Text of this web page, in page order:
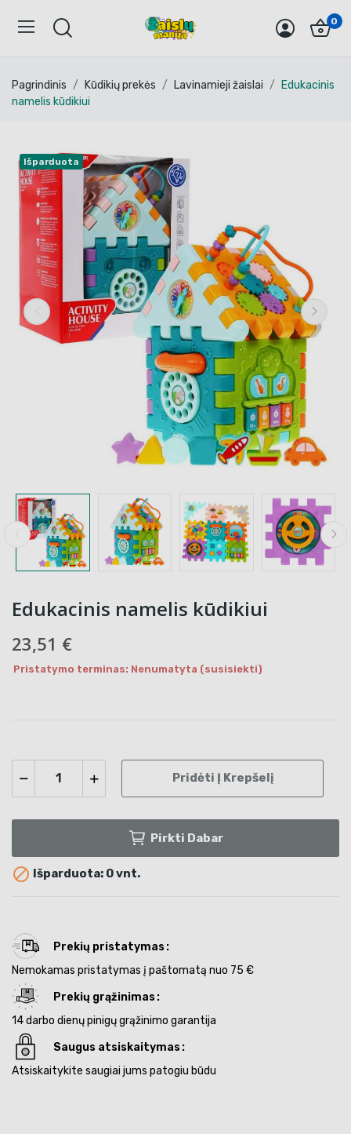
0
Pagrindinis Kūdikių prekės Lavinamieji žaislai
Edukacinis
namelis kūdikiui
Išparduota
Edukacinis namelis kūdikiui
23,51 €
Pristatymo terminas: Nenumatyta (susisiekti)
Pridėti Į Krepšelį
Pirkti Dabar
 Išparduota: 0 vnt.
Prekių pristatymas
Nemokamas pristatymas į paštomatą nuo 75 €
Prekių grąžinimas
14 darbo dienų pinigų grąžinimo garantija
Saugus atsiskaitymas
Atsiskaitykite saugiai jums patogiu būdu